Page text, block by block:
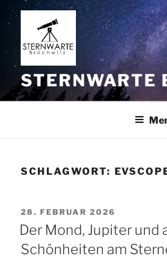
Zum
Inhalt
springen
STERNWARTE
SCHLAGWORT:
VERÖFFENTLICHT
AM
28. FEBRUAR 2026
Der Mond, Jupiter und
Schönheiten am